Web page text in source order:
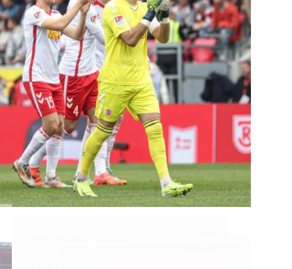
Vorbericht
Mit der letzten Patrone gegen